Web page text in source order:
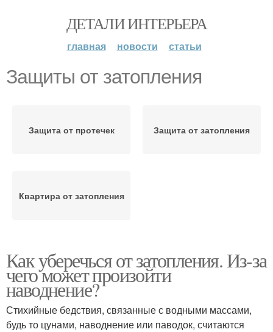
ДЕТАЛИ ИНТЕРЬЕРА
главная новости статьи
Защиты от затопления
Защита от протечек Защита от затопления
Квартира от затопления
Как уберечься от затопления. Из-за
чего может произойти
наводнение?
Стихийные бедствия, связанные с водными массами,
будь то цунами, наводнение или паводок, считаются